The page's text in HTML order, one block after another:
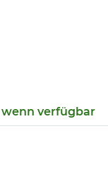
wenn verfügbar